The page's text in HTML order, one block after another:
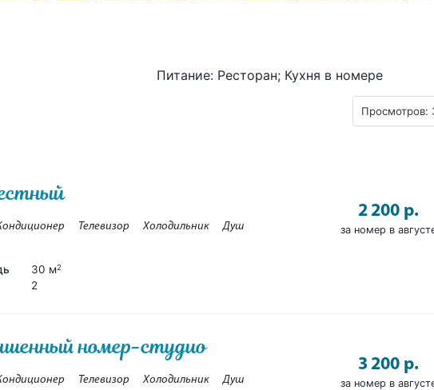
Питание: Ресторан; Кухня в номере
Просмотров:
Телевизор Холодильник
Душ
30 м2
2
2 200 р.
за номер в
номер-студио
Телевизор Холодильник
Душ
3 200 р.
за номер в